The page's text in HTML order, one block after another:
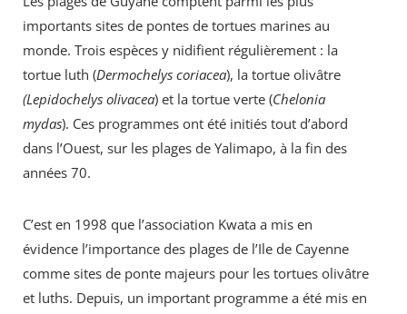
importants sites de pontes de tortues marines au
monde. Trois espèces y nidifient régulièrement : la
tortue luth (Dermochelys coriacea), la tortue olivâtre
(Lepidochelys olivacea) et la tortue verte (Chelonia
mydas). Ces programmes ont été initiés tout d’abord
dans l’Ouest, sur les plages de Yalimapo, à la fin des
années 70.
C’est en 1998 que l’association Kwata a mis en
évidence l’importance des plages de l’Ile de Cayenne
comme sites de ponte majeurs pour les tortues olivâtre
et luths. Depuis, un important programme a été mis en